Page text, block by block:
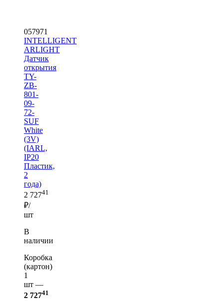
057971
INTELLIGENT
ARLIGHT
Датчик
открытия
TY-
ZB-
801-
09-
72-
SUF
White
(3V)
(IARL,
IP20
Пластик,
2
года)
2 72741
₽/
шт
В
наличии
Коробка
(картон)
1
шт —
2 72741